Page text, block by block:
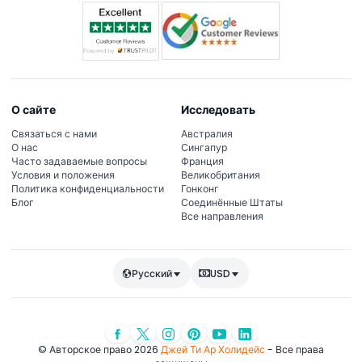
О сайте
Связаться с нами
О нас
Часто задаваемые вопросы
Условия и положения
Политика конфиденциальности
Блог
Исследовать
Австралия
Сингапур
Франция
Великобритания
Гонконг
Соединённые Штаты
Все направления
Русский USD
© Авторское право 2026 Джей Ти Ар Холидейс- Все права